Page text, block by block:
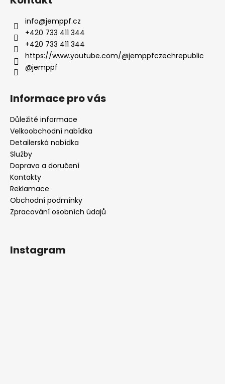
info@jemppf.cz
+420 733 411 344
+420 733 411 344
https://www.youtube.com/@jemppfczechrepublic
@jemppf
Informace pro vás
Důležité informace
Velkoobchodní nabídka
Detailerská nabídka
Služby
Doprava a doručení
Kontakty
Reklamace
Obchodní podmínky
Zpracování osobních údajů
Instagram